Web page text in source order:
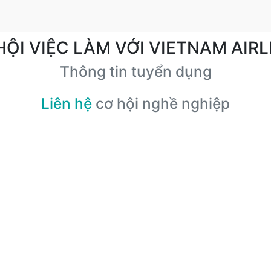
VIỆC LÀM VỚI VIETNAM
Thông tin tuyển dụng
Liên hệ cơ hội nghề nghiệp